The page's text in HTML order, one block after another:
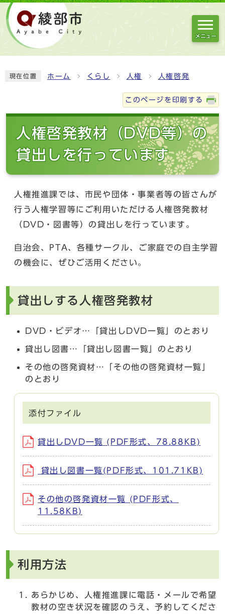
メニュー
現在位置 ホーム くらし 人権 人権啓発
このページを印刷する
人権啓発教材（DVD等）の
貸出しを行っています
人権推進課では、市民や団体・事業者等の皆さんが
行う人権学習等にご利用いただける人権啓発教材
（DVD・図書等）の貸出しを行っています。
自治会、PTA、各種サークル、ご家庭での自主学習
の機会に、ぜひご活用ください。
貸出しする人権啓発教材
DVD・ビデオ…「貸出しDVD一覧」のとおり
貸出し図書…「貸出し図書一覧」のとおり
その他の啓発資材…「その他の啓発資材一覧」
のとおり
添付ファイル
貸出しDVD一覧 (PDF形式、78.88KB)
貸出し図書一覧(PDF形式、101.71KB)
その他の啓発資材一覧 (PDF形式、
11.58KB)
利用方法
あらかじめ、人権推進課に電話・メールで希望
教材の空き状況を確認のうえ、予約してくださ